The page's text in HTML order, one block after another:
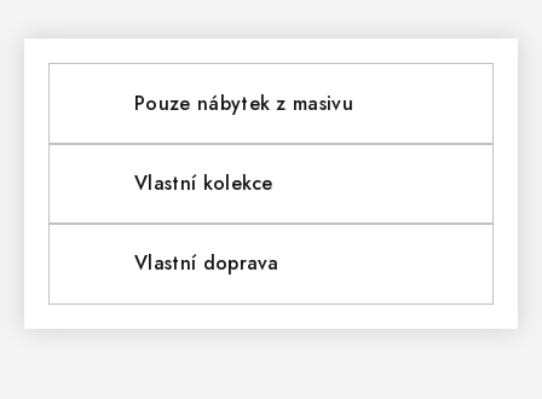
Pouze nábytek z masivu
Vlastní kolekce
Vlastní doprava